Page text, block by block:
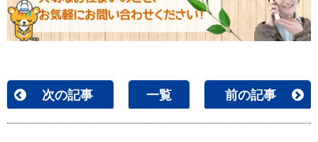
次の記事 一覧 前の記事